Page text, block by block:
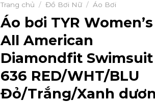
Trang chủ / Đồ Bơi Nữ / Áo Bơi
Áo bơi TYR Women’s
All American
Diamondfit Swimsuit
636 RED/WHT/BLU
Đỏ/Trắng/Xanh